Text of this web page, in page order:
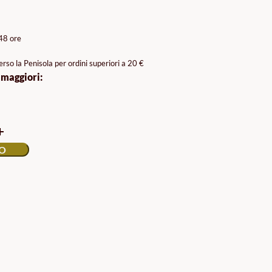
ore
la Penisola per ordini superiori a 20 €